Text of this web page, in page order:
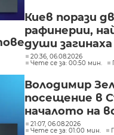
Киев порази
рафинерии,
души загинаха
20:36, 06.08.2026
Чете се за: 00:50 мин.
Володимир
посещение в
началото на
21:07, 06.08.2026
Чете се за: 01:00 мин.